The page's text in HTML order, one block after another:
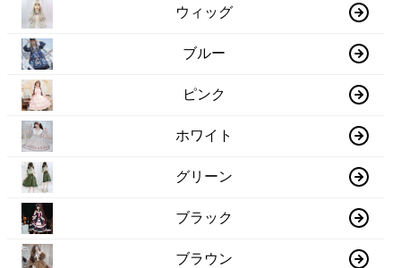
ウィッグ
ブルー
ピンク
ホワイト
グリーン
ブラック
ブラウン